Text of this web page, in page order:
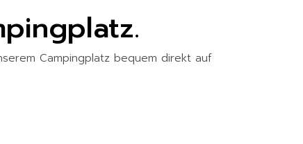
Campingplatz bequem direkt auf